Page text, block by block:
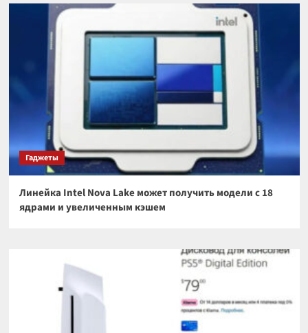
Гаджеты
Линейка Intel Nova Lake может получить модели с 18
ядрами и увеличенным кэшем